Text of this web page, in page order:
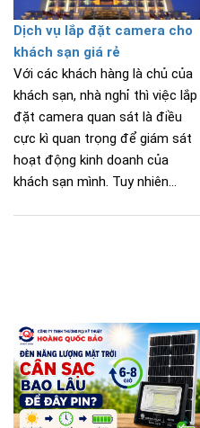
Dịch vụ lắp đặt camera cho
khách sạn giá rẻ
Với các khách hàng là chủ của
khách sạn, nhà nghỉ thì việc lắp
đặt camera quan sát là điều
cực kì quan trọng để giám sát
hoạt động kinh doanh của
khách sạn mình. Tuy nhiên...